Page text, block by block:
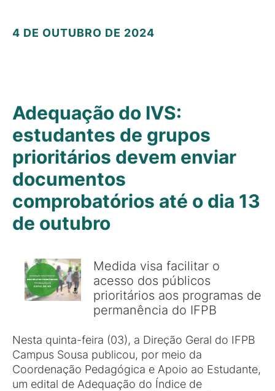
4 DE OUTUBRO DE 2024
Adequação do IVS:
estudantes de grupos
prioritários devem enviar
documentos
comprobatórios até o dia 13
de outubro
Medida visa facilitar o
acesso dos públicos
prioritários aos programas de
permanência do IFPB
Nesta quinta-feira (03), a Direção Geral do IFPB
Campus Sousa publicou, por meio da
Coordenação Pedagógica e Apoio ao Estudante,
um edital de Adequação do Índice de